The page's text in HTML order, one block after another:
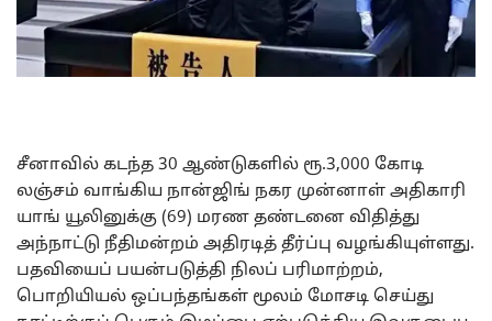
சீனாவில் கடந்த 30 ஆண்டுகளில் ரூ.3,000 கோடி
லஞ்சம் வாங்கிய நான்ஜிங் நகர முன்னாள் அதிகாரி
யாங் யூலினுக்கு (69) மரண தண்டனை விதித்து
அந்நாட்டு நீதிமன்றம் அதிரடித் தீர்ப்பு வழங்கியுள்ளது.
பதவியைப் பயன்படுத்தி நிலப் பரிமாற்றம்,
பொறியியல் ஒப்பந்தங்கள் மூலம் மோசடி செய்து